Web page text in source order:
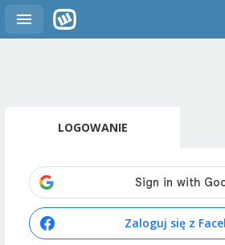
LOGOWANIE
Zaloguj się z